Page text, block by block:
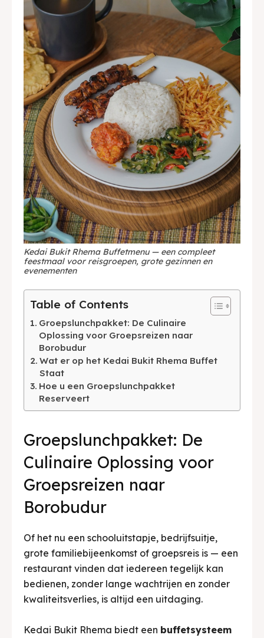
English 中文 Indonesia
Français Nederlands
日本語 한국어 العربية
Kedai Bukit Rhema Buffetmenu — een compleet
feestmaal voor reisgroepen, grote gezinnen en
evenementen
Table of Contents
Groepslunchpakket: De Culinaire
Oplossing voor Groepsreizen naar
Borobudur
Wat er op het Kedai Bukit Rhema Buffet
Staat
Hoe u een Groepslunchpakket
Reserveert
Groepslunchpakket: De
Culinaire Oplossing voor
Groepsreizen naar
Borobudur
Of het nu een schooluitstapje, bedrijfsuitje,
grote familiebijeenkomst of groepsreis is — een
restaurant vinden dat iedereen tegelijk kan
bedienen, zonder lange wachtrijen en zonder
kwaliteitsverlies, is altijd een uitdaging.
Kedai Bukit Rhema biedt een buffetsysteem